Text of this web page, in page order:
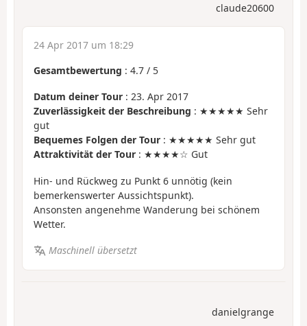
claude20600
24 Apr 2017 um 18:29
Gesamtbewertung : 4.7 / 5
Datum deiner Tour : 23. Apr 2017
Zuverlässigkeit der Beschreibung : ★★★★★ Sehr
gut
Bequemes Folgen der Tour : ★★★★★ Sehr gut
Attraktivität der Tour : ★★★★☆ Gut
Hin- und Rückweg zu Punkt 6 unnötig (kein
bemerkenswerter Aussichtspunkt).
Ansonsten angenehme Wanderung bei schönem
Wetter.
Maschinell übersetzt
danielgrange